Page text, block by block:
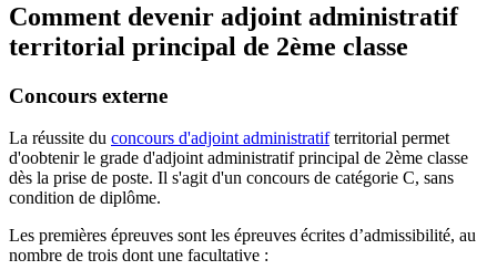
Comment devenir adjoint administratif
territorial principal de 2ème classe
Concours externe
La réussite du concours d'adjoint administratifterritorial permet
d'oobtenir le grade d'adjoint administratif principal de 2ème classe
dès la prise de poste. Il s'agit d'un concours de catégorie C, sans
condition de diplôme.
Les premières épreuves sont les épreuves écrites d’admissibilité, au
nombre de trois dont une facultative :